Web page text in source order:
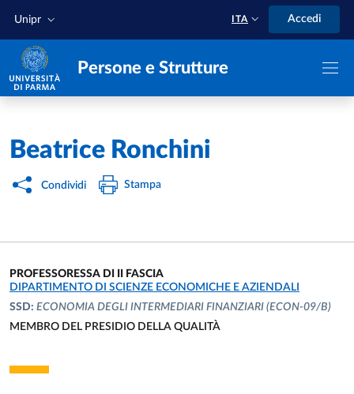
Unipr ITA Accedi
Persone e Strutture
Home /
Beatrice Ronchini
Condividi Stampa
PROFESSORESSA DI II FASCIA
UNITÀ ORGANIZZATIVA AFFERENTE:
DIPARTIMENTO DI SCIENZE ECONOMICHE E AZIENDALI
SSD: ECONOMIA DEGLI INTERMEDIARI FINANZIARI (ECON-09/B)
MEMBRO DEL PRESIDIO DELLA QUALITÀ